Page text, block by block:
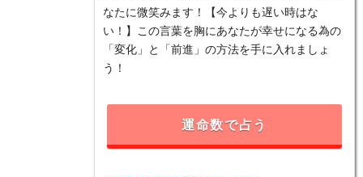
なたに微笑みます！【今よりも遅い時はな
い！】この言葉を胸にあなたが幸せになる為の
「変化」と「前進」の方法を手に入れましょ
う！
運命数で占う